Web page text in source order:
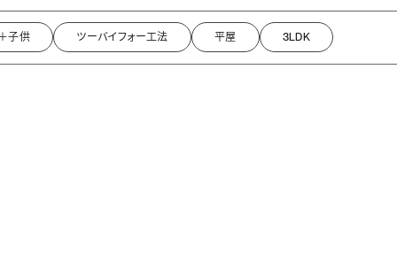
子供 ツーバイフォー工法 平屋 3LDK